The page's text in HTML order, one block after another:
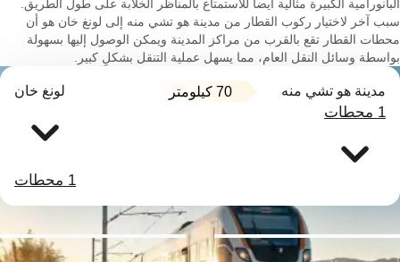
البانورامية الكبيرة مثالية أيضاً للاستمتاع بالمناظر الخلابة على طول الطريق.
سبب آخر لاختيار ركوب القطار من مدينة هو تشي منه إلى لونغ خان هو أن
محطات القطار تقع بالقرب من مراكز المدينة ويمكن الوصول إليها بسهولة
بواسطة وسائل النقل العام، مما يسهل عملية التنقل بشكلٍ كبير.
مدينة هو تشي منه 70 كيلومتر لونغ خان
1 محطات
1 محطات